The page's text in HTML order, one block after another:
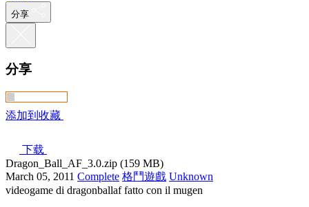
分享
分享
添加到收藏
下载
Dragon_Ball_AF_3.0.zip (159 MB)
March 05, 2011 Complete 格鬥遊戲 Unknown
videogame di dragonballaf fatto con il mugen